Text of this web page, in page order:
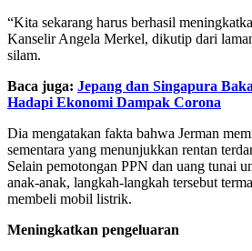
“Kita sekarang harus berhasil
Kanselir Angela Merkel, dikutip dari
silam.
Baca juga: Jepang dan Singapura
Hadapi Ekonomi Dampak Corona
Dia mengatakan fakta bahwa Jerman
sementara yang menunjukkan rentan
Selain pemotongan PPN dan uang tunai
anak-anak, langkah-langkah tersebut
membeli mobil listrik.
Meningkatkan pengeluaran